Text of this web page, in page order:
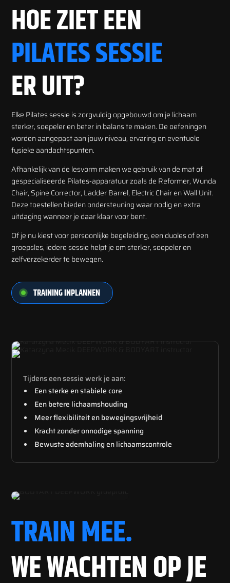
HOE ZIET EEN
PILATES SESSIE
ER UIT?
Elke Pilates sessie is zorgvuldig opgebouwd om je lichaam
sterker, soepeler en beter in balans te maken. De oefeningen
worden aangepast aan jouw niveau, ervaring en eventuele
fysieke aandachtspunten.
Afhankelijk van de lesvorm maken we gebruik van de mat of
gespecialiseerde Pilates-apparatuur zoals de Reformer, Wunda
Chair, Spine Corrector, Ladder Barrel, Electric Chair en Wall Unit.
Deze toestellen bieden ondersteuning waar nodig en extra
uitdaging wanneer je daar klaar voor bent.
Of je nu kiest voor persoonlijke begeleiding, een duoles of een
groepsles, iedere sessie helpt je om sterker, soepeler en
zelfverzekerder te bewegen.
TRAINING INPLANNEN
Tijdens een sessie werk je aan:
Een sterke en stabiele core
Een betere lichaamshouding
Meer flexibiliteit en bewegingsvrijheid
Kracht zonder onnodige spanning
Bewuste ademhaling en lichaamscontrole
TRAIN MEE.
WE WACHTEN OP JE